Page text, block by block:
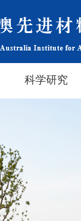
科学研究